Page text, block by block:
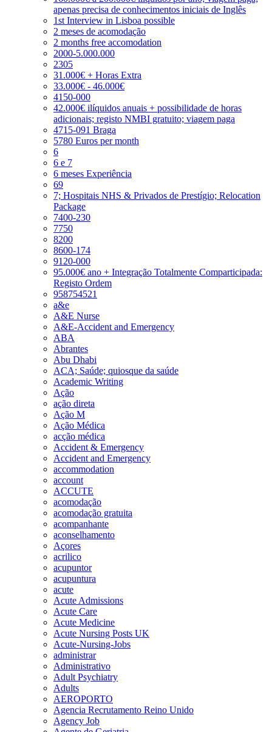
apenas precisa de conhecimentos iniciais de Inglês
1st Interview in Lisboa possible
2 meses de acomodação
2 months free accomodation
2000-5.000.000
2305
31.000€ + Horas Extra
33.000€ - 46.000€
4150-000
42.000€ ilíquidos anuais + possibilidade de horas
adicionais; registo NMBI gratuito; viagem paga
4715-091 Braga
5780 Euros per month
6
6 e 7
6 meses Experiência
69
7; Hospitais NHS & Privados de Prestígio; Relocation
Package
7400-230
7750
8200
8600-174
9120-000
95.000€ ano + Integração Totalmente Comparticipada:
Registo Ordem
958754521
a&e
A&E Nurse
A&E-Accident and Emergency
ABA
Abrantes
Abu Dhabi
ACA; Saúde; quiosque da saúde
Academic Writing
Ação
ação direta
Ação M
Ação Médica
acção médica
Accident & Emergency
Accident and Emergency
accommodation
account
ACCUTE
acomodação
acomodação gratuita
acompanhante
aconselhamento
Açores
acrilico
acupuntor
acupuntura
acute
Acute Admissions
Acute Care
Acute Medicine
Acute Nursing Posts UK
Acute-Nursing-Jobs
administrar
Administrativo
Adult Psychiatry
Adults
AEROPORTO
Agencia Recrutamento Reino Unido
Agency Job